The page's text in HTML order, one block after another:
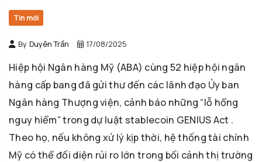
Tin mới
By Duyên Trần 17/08/2025
Hiệp hội Ngân hàng Mỹ (ABA) cùng 52 hiệp hội ngân
hàng cấp bang đã gửi thư đến các lãnh đạo Ủy ban
Ngân hàng Thượng viện, cảnh báo những “lỗ hổng
nguy hiểm” trong dự luật stablecoin GENIUS Act .
Theo họ, nếu không xử lý kịp thời, hệ thống tài chính
Mỹ có thể đối diện rủi ro lớn trong bối cảnh thị trường